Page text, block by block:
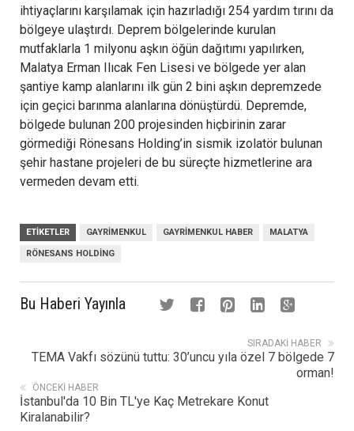
ihtiyaçlarını karşılamak için hazırladığı 254 yardım tırını da
bölgeye ulaştırdı. Deprem bölgelerinde kurulan
mutfaklarla 1 milyonu aşkın öğün dağıtımı yapılırken,
Malatya Erman Ilıcak Fen Lisesi ve bölgede yer alan
şantiye kamp alanlarını ilk gün 2 bini aşkın depremzede
için geçici barınma alanlarına dönüştürdü. Depremde,
bölgede bulunan 200 projesinden hiçbirinin zarar
görmediği Rönesans Holding’in sismik izolatör bulunan
şehir hastane projeleri de bu süreçte hizmetlerine ara
vermeden devam etti.
ETIKETLER GAYRIMENKUL GAYRIMENKUL HABER MALATYA
RÖNESANS HOLDING
Bu Haberi Yayınla
SIRADAKI HABER
TEMA Vakfı sözünü tuttu: 30’uncu yıla özel 7 bölgede 7
orman!
ÖNCEKI HABER
İstanbul'da 10 Bin TL'ye Kaç Metrekare Konut
Kiralanabilir?